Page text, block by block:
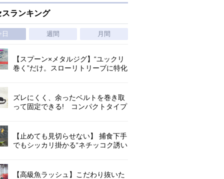
スランキング
日 週間 月間
【スプーン×メタルジグ】“ユックリ
巻く”だけ。スローリトリーブに特化
ズレにくく、余ったベルトを巻き取
って固定できる! コンパクトタイプ
【止めても見切らせない】 捕食下手
でもシッカリ掛かる“ネチッコク誘い
【高級魚ラッシュ】こだわり抜いた